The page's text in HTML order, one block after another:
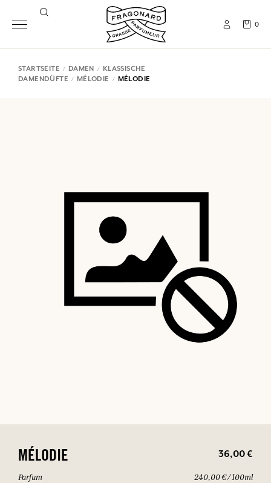
0
STARTSEITE DAMEN
KLASSISCHE
DAMENDÜFTE
MÉLODIE MÉLODIE
MÉLODIE 36,00 €
Parfum
240,00 € / 100ml